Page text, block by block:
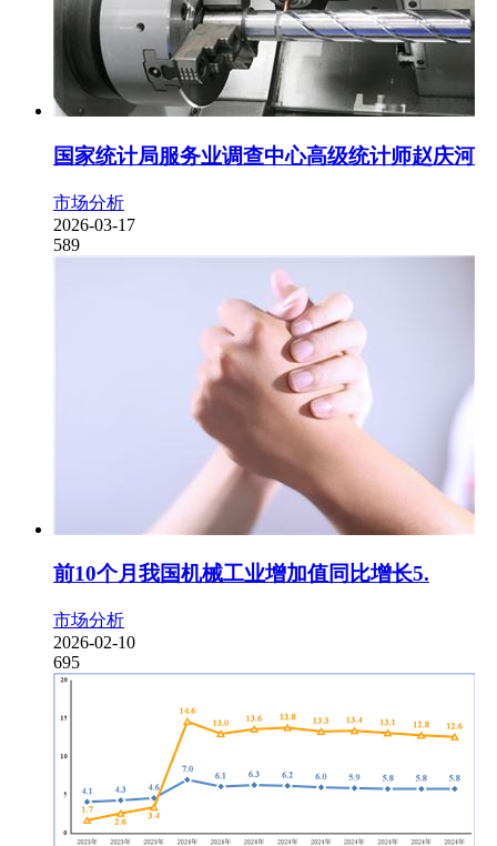
国家统计局服务业调查中心高级统计师赵庆河
市场分析
2026-03-17
589
前10个月我国机械工业增加值同比增长5.
市场分析
2026-02-10
695